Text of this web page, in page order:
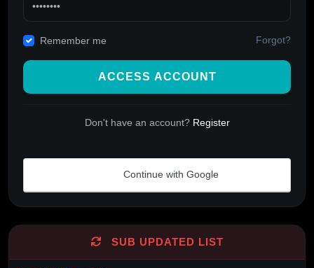
Remember me Forgot?
ACCESS ACCOUNT
Don't have an account? Register
Continue with Google
SUB UPDATED LIST